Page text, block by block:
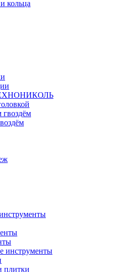
кольца
гвоздём
инструменты
плитки